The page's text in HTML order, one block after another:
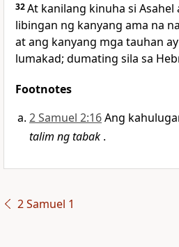
32At kanilang kinuha si Asahel
libingan ng kanyang ama na
at ang kanyang mga tauhan
lumakad; dumating sila sa
Footnotes
2 Samuel 2:16Ang
talim ng tabak .
2 Samuel 1